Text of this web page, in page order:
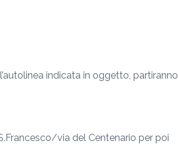
indicata in oggetto, partiranno
via del Centenario per poi